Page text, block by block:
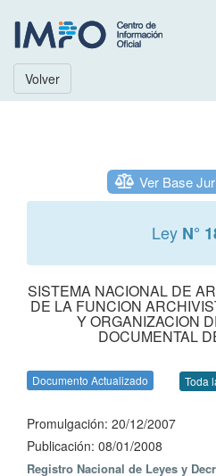
Volver
Ver Base
Ley N°
SISTEMA NACIONAL DE
DE LA FUNCION
Y ORGANIZACION
DOCUMENTAL
Documento Actualizado Toda
Promulgación: 20/12/2007
Publicación: 08/01/2008
Registro Nacional de Leyes y